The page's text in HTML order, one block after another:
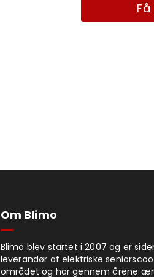
Om Blimo
Blimo blev startet i 2007 og er
leverandør af elektriske
området og har gennem årene